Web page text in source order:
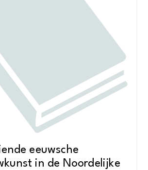
eeuwsche
in de Noordelijke